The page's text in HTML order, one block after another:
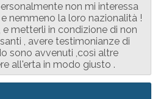
non mi interessa
nemmeno la loro nazionalità !
metterli in condizione di non
, avere testimonianze di
sono avvenuti ,così altre
all'erta in modo giusto .